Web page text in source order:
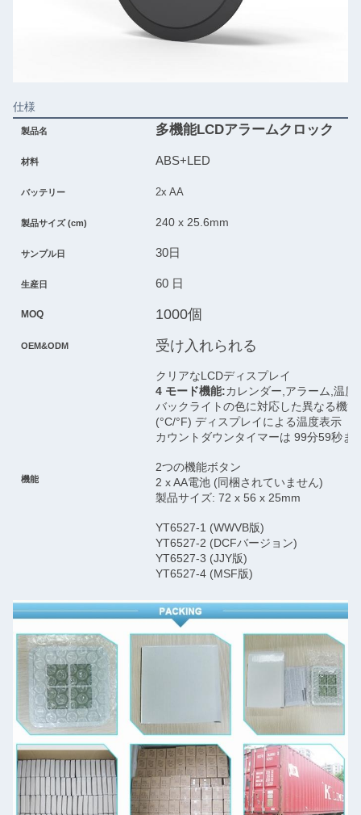
仕様
製品名 多機能LCDアラームクロック
材料 ABS+LED
バッテリー 2x AA
製品サイズ (cm) 240 x 25.6mm
サンプル日 30日
生産日 60 日
MOQ 1000個
OEM&ODM 受け入れられる
機能
クリアなLCDディスプレイ
4 モード機能:カレンダー,アラーム,温度
バックライトの色に対応した異なる機
(°C/°F) ディスプレイによる温度表示
カウントダウンタイマーは 99分59秒ま
2つの機能ボタン
2 x AA電池 (同梱されていません)
製品サイズ: 72 x 56 x 25mm
YT6527-1 (WWVB版)
YT6527-2 (DCFバージョン)
YT6527-3 (JJY版)
YT6527-4 (MSF版)